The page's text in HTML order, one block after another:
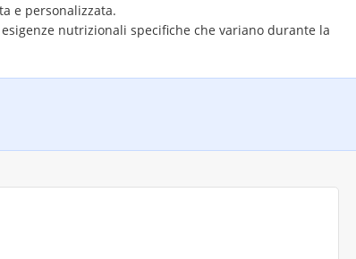
e personalizzata.
nutrizionali specifiche che variano durante la